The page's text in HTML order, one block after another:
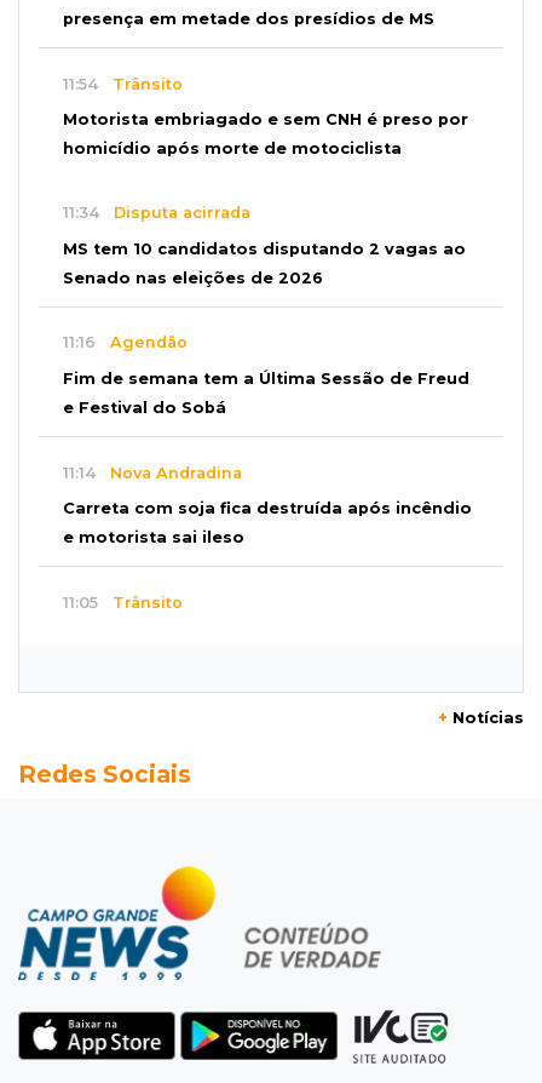
presença em metade dos presídios de MS
11:54 Trânsito
Motorista embriagado e sem CNH é preso por
homicídio após morte de motociclista
11:34 Disputa acirrada
MS tem 10 candidatos disputando 2 vagas ao
Senado nas eleições de 2026
11:16 Agendão
Fim de semana tem a Última Sessão de Freud
e Festival do Sobá
11:14 Nova Andradina
Carreta com soja fica destruída após incêndio
e motorista sai ileso
11:05 Trânsito
Bebê some após mãe adolescente ir à casa de
Eleições 2026
Federação oficializa Delcídio e disputa ao
governo de MS ganha 8º nome
Empresária perde quase R$ 30 mil em golpe
da falsa oferta de empréstimo
+ Notícias
Redes Sociais